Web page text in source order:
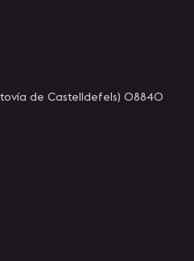
de Castelldefels) 08840